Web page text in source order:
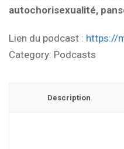
autochorisexualité,
Lien du podcast : https://
Category: Podcasts
Description